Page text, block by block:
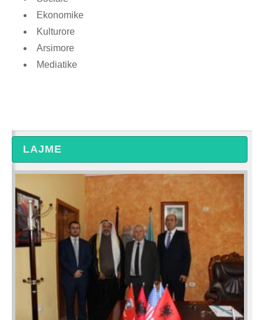
Ekonomike
Kulturore
Arsimore
Mediatike
LAJME